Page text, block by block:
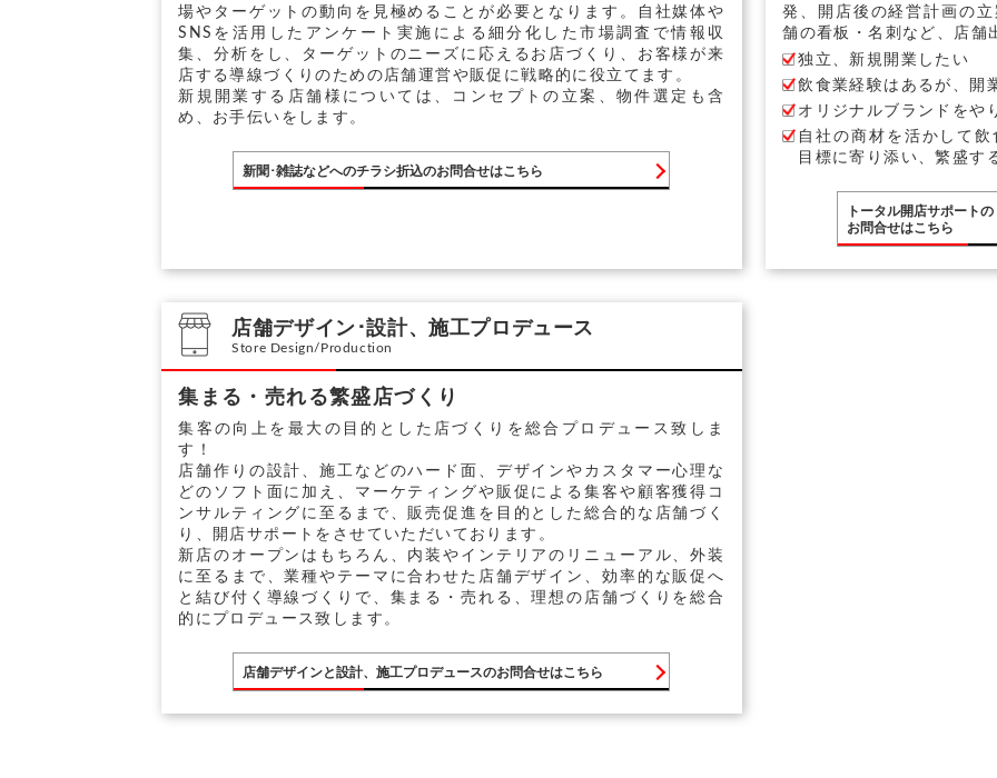
場やターゲットの動向を見極めることが必要となります。自社媒体や
SNSを活用したアンケート実施による細分化した市場調査で情報収
集、分析をし、ターゲットのニーズに応えるお店づくり、お客様が来
店する導線づくりのための店舗運営や販促に戦略的に役立てます。
新規開業する店舗様については、コンセプトの立案、物件選定も含
め、お手伝いをします。
新聞･雑誌などへのチラシ折込のお問合せはこちら
発、開店後の経営計画の
舗の看板・名刺など、店舗
独立、新規開業したい
飲食業経験はあるが、開
オリジナルブランドをや
自社の商材を活かして
目標に寄り添い、繁盛す
トータル開店サポートの
お問合せはこちら
店舗デザイン･設計、施工プロデュース
Store Design/Production
集まる・売れる繁盛店づくり
集客の向上を最大の目的とした店づくりを総合プロデュース致しま
す！
店舗作りの設計、施工などのハード面、デザインやカスタマー心理な
どのソフト面に加え、マーケティングや販促による集客や顧客獲得コ
ンサルティングに至るまで、販売促進を目的とした総合的な店舗づく
り、開店サポートをさせていただいております。
新店のオープンはもちろん、内装やインテリアのリニューアル、外装
に至るまで、業種やテーマに合わせた店舗デザイン、効率的な販促へ
と結び付く導線づくりで、集まる・売れる、理想の店舗づくりを総合
的にプロデュース致します。
店舗デザインと設計、施工プロデュースのお問合せはこちら